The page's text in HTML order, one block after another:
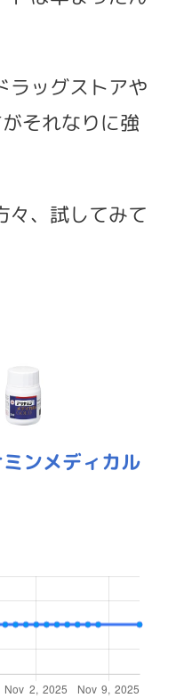
ラッグストアや
それなりに強
々、試してみて
ンメディカル